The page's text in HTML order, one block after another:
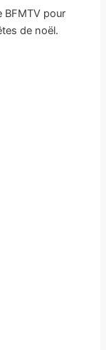
BFMTV pour
de noël.